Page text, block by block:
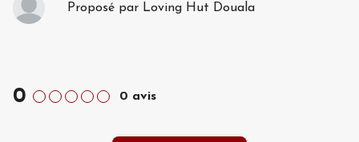
Proposé par Loving Hut Douala
0 0 avis